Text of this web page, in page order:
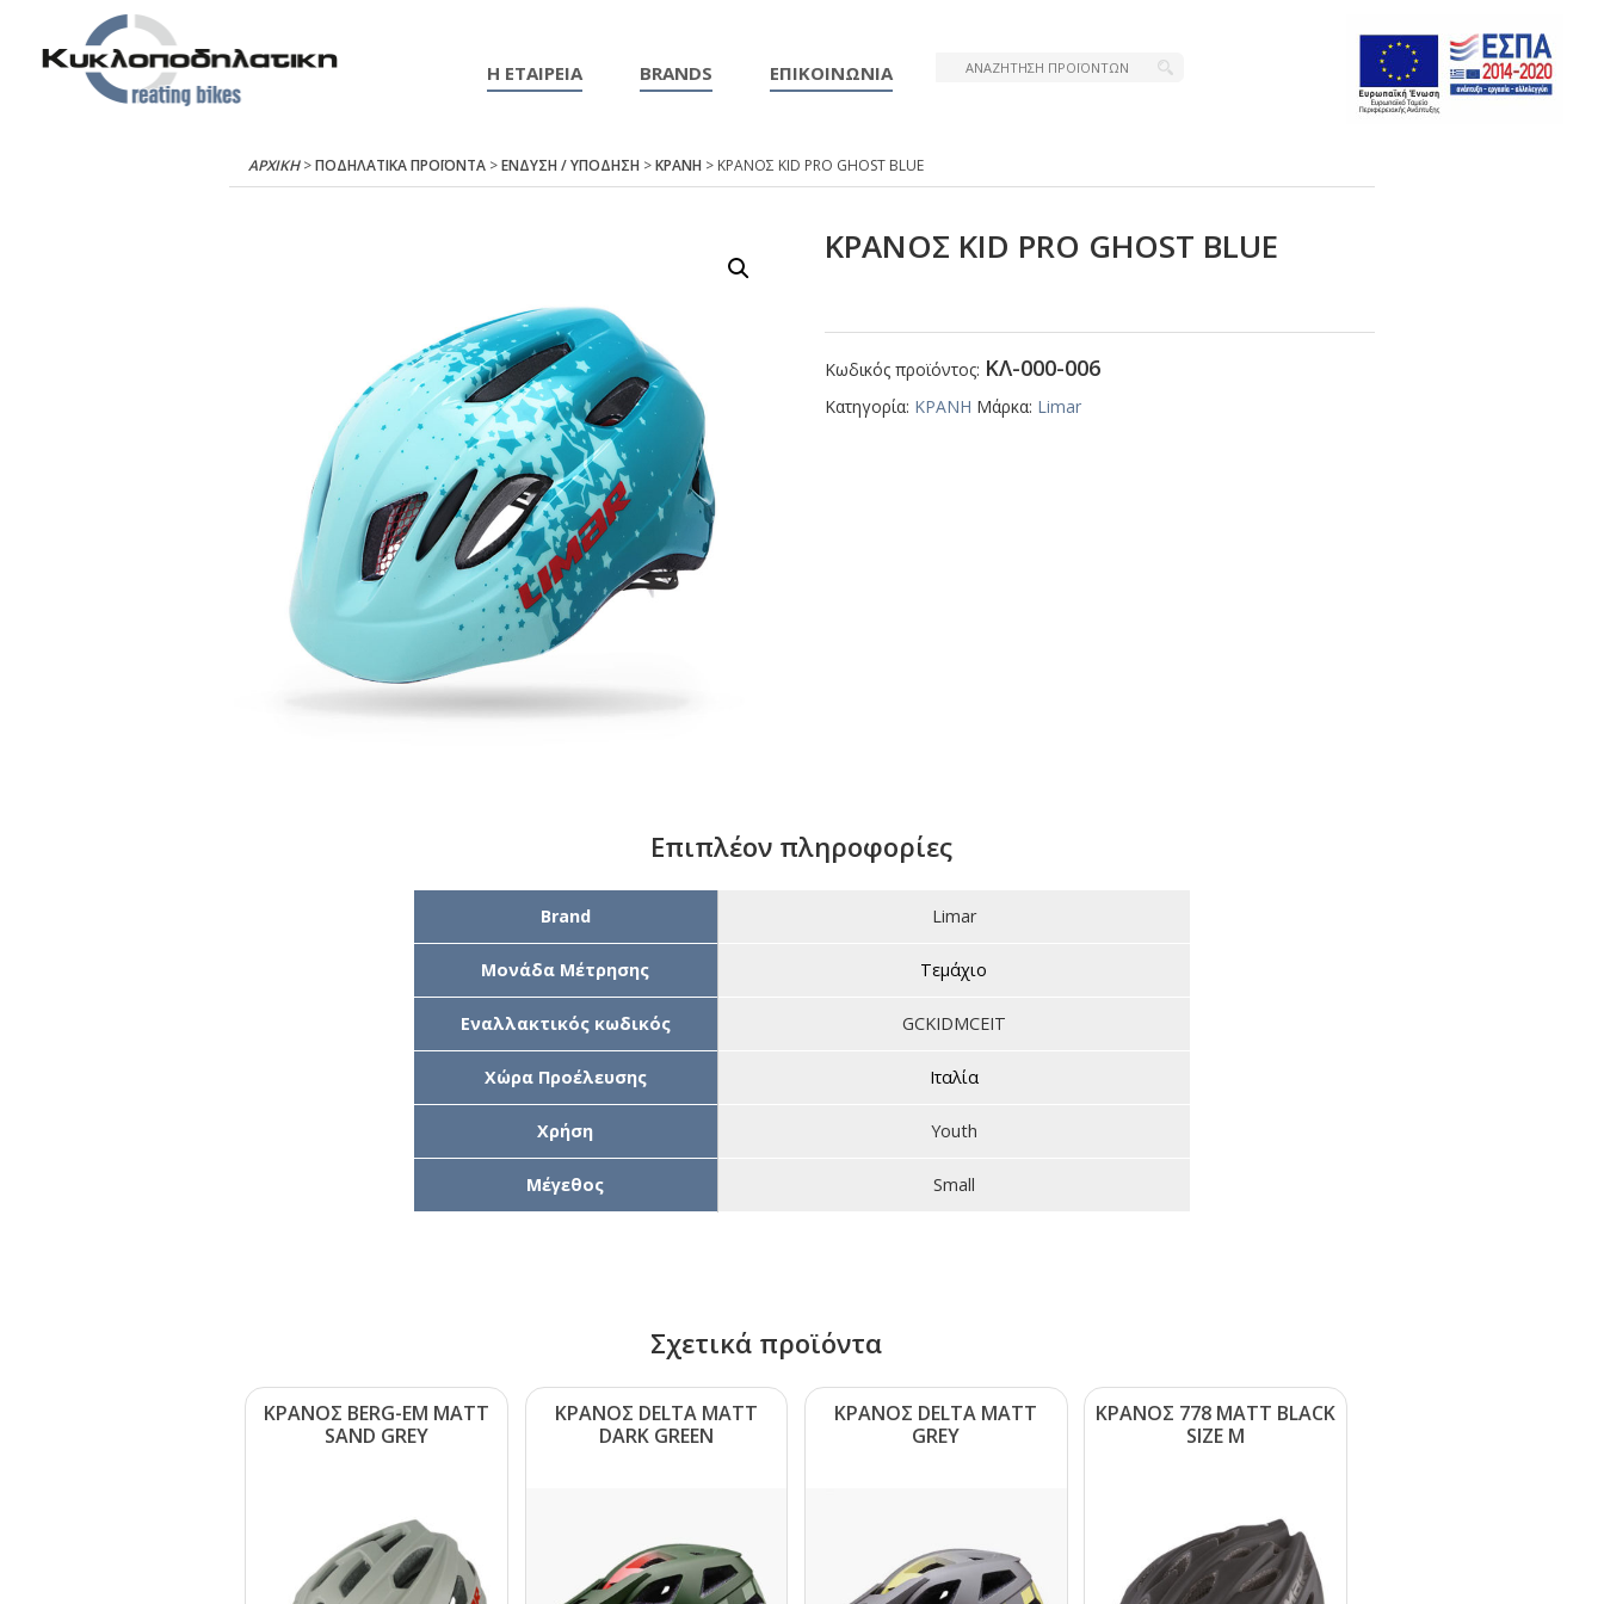
Η ΕΤΑΙΡΕΙΑ BRANDS ΕΠΙΚΟΙΝΩΝΙΑ
ΑΡΧΙΚΉ>ΠΟΔΗΛΑΤΙΚΑ ΠΡΟΪΟΝΤΑ>ΕΝΔΥΣΗ / ΥΠΟΔΗΣΗ >ΚΡΑΝΗ > ΚΡΑΝΟΣ ΚΙD ΡRΟ GΗΟSΤ ΒLUΕ
ΚΡΑΝΟΣ ΚΙD ΡRΟ GΗΟSΤ ΒLUΕ
Κωδικός προϊόντος: ΚΛ-000-006
Κατηγορία: ΚΡΑΝΗ Μάρκα: Limar
Επιπλέον πληροφορίες
Brand Limar
Μονάδα Μέτρησης Τεμάχιο
Εναλλακτικός κωδικός GCKIDMCEIT
Χώρα Προέλευσης Ιταλία
Χρήση Youth
Μέγεθος Small
Σχετικά προϊόντα
ΚΡΑΝΟΣ ΒΕRG-ΕΜ ΜΑΤΤ
SΑΝD GRΕΥ
ΚΡΑΝΟΣ DΕLΤΑ ΜΑΤΤ
DΑRΚ GRΕΕΝ
ΚΡΑΝΟΣ DΕLΤΑ ΜΑΤΤ
GRΕΥ
ΚΡΑΝΟΣ 778 ΜΑΤΤ ΒLΑCΚ
SΙΖΕ Μ